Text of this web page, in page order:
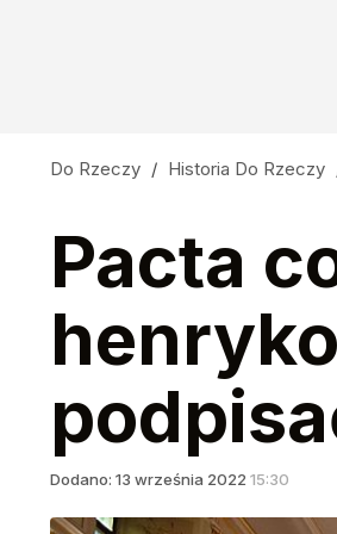
Do Rzeczy / Historia Do Rzeczy
Pacta
Dodano: 13 września 2022 15:30